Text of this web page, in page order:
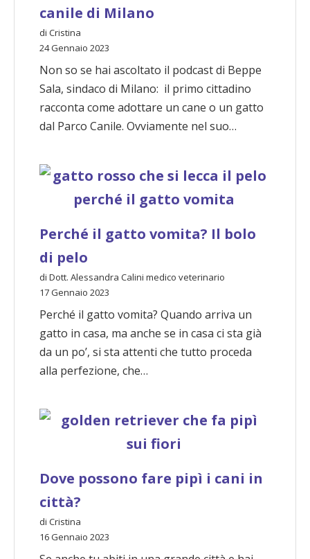
canile di Milano
di Cristina
24 Gennaio 2023
Non so se hai ascoltato il podcast di Beppe
Sala, sindaco di Milano: il primo cittadino
racconta come adottare un cane o un gatto
dal Parco Canile. Ovviamente nel suo…
Perché il gatto vomita? Il bolo
di pelo
di Dott. Alessandra Calini medico veterinario
17 Gennaio 2023
Perché il gatto vomita? Quando arriva un
gatto in casa, ma anche se in casa ci sta già
da un po’, si sta attenti che tutto proceda
alla perfezione, che…
Dove possono fare pipì i cani in
città?
di Cristina
16 Gennaio 2023